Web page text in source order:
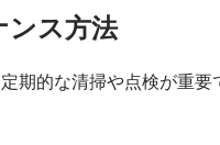
ンス方法
期的な清掃や点検が重要